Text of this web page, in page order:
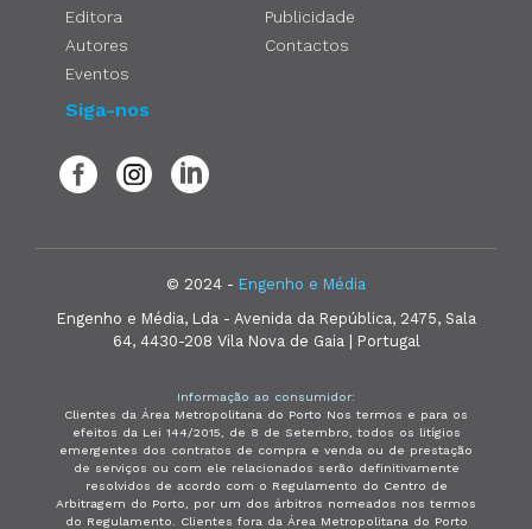
Editora
Autores
Eventos
Publicidade
Contactos
Siga-nos
© 2024 - Engenho e Média
Engenho e Média, Lda - Avenida da República, 2475, Sala
64, 4430-208 Vila Nova de Gaia | Portugal
Informação ao consumidor:
Clientes da Área Metropolitana do Porto Nos termos e para os
efeitos da Lei 144/2015, de 8 de Setembro, todos os litígios
emergentes dos contratos de compra e venda ou de prestação
de serviços ou com ele relacionados serão definitivamente
resolvidos de acordo com o Regulamento do Centro de
Arbitragem do Porto, por um dos árbitros nomeados nos termos
do Regulamento. Clientes fora da Área Metropolitana do Porto